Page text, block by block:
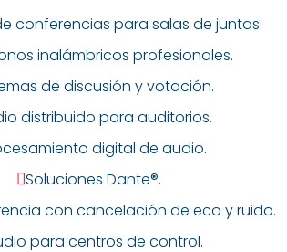
conferencias para salas de juntas.
inalámbricos profesionales.
de discusión y votación.
distribuido para auditorios.
digital de audio.
Soluciones Dante®.
con cancelación de eco y ruido.
para centros de control.